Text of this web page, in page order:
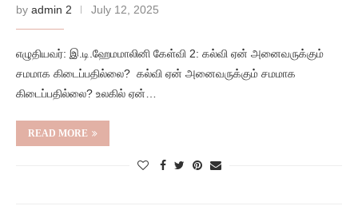
by admin 2 July 12, 2025
எழுதியவர்: இ.டி.ஹேமமாலினி கேள்வி 2: கல்வி ஏன் அனைவருக்கும்
சமமாக கிடைப்பதில்லை? கல்வி ஏன் அனைவருக்கும் சமமாக
கிடைப்பதில்லை? உலகில் ஏன்…
READ MORE